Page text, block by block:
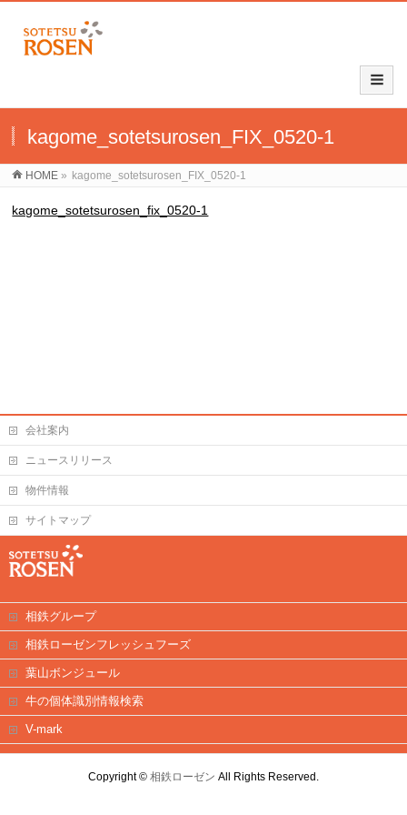
kagome_sotetsurosen_FIX_0520-1
HOME » kagome_sotetsurosen_FIX_0520-1
kagome_sotetsurosen_fix_0520-1
会社案内
ニュースリリース
物件情報
サイトマップ
相鉄グループ
相鉄ローゼンフレッシュフーズ
葉山ボンジュール
牛の個体識別情報検索
V-mark
Copyright © 相鉄ローゼン All Rights Reserved.